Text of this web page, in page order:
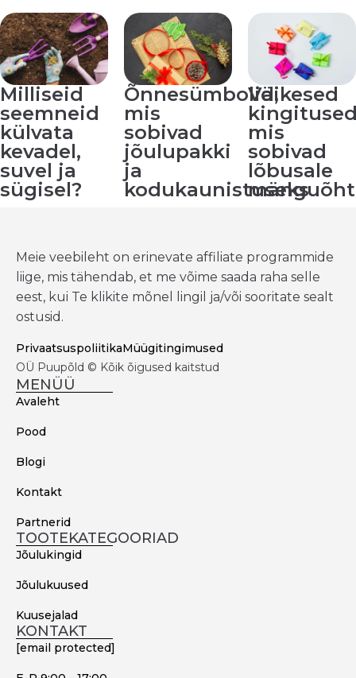
Milliseid
seemneid
külvata
kevadel,
suvel ja
sügisel?
Õnnesümbolid,
mis
sobivad
jõulupakki
ja
kodukaunistuseks
Väikesed
mis
sobivad
lõbusale
Meie veebileht on erinevate affiliate programmide
liige, mis tähendab, et me võime saada raha selle
eest, kui Te klikite mõnel lingil ja/või sooritate sealt
ostusid.
PrivaatsuspoliitikaMüügitingimused
OÜ Puupõld © Kõik õigused kaitstud
MENÜÜ
Avaleht
Pood
Blogi
Kontakt
Partnerid
TOOTEKATEGOORIAD
Jõulukingid
Jõulukuused
Kuusejalad
KONTAKT
[email protected]